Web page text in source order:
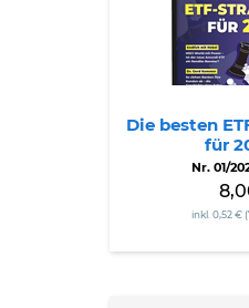
Die besten
für
Nr. 01/
inkl. 0,52 €